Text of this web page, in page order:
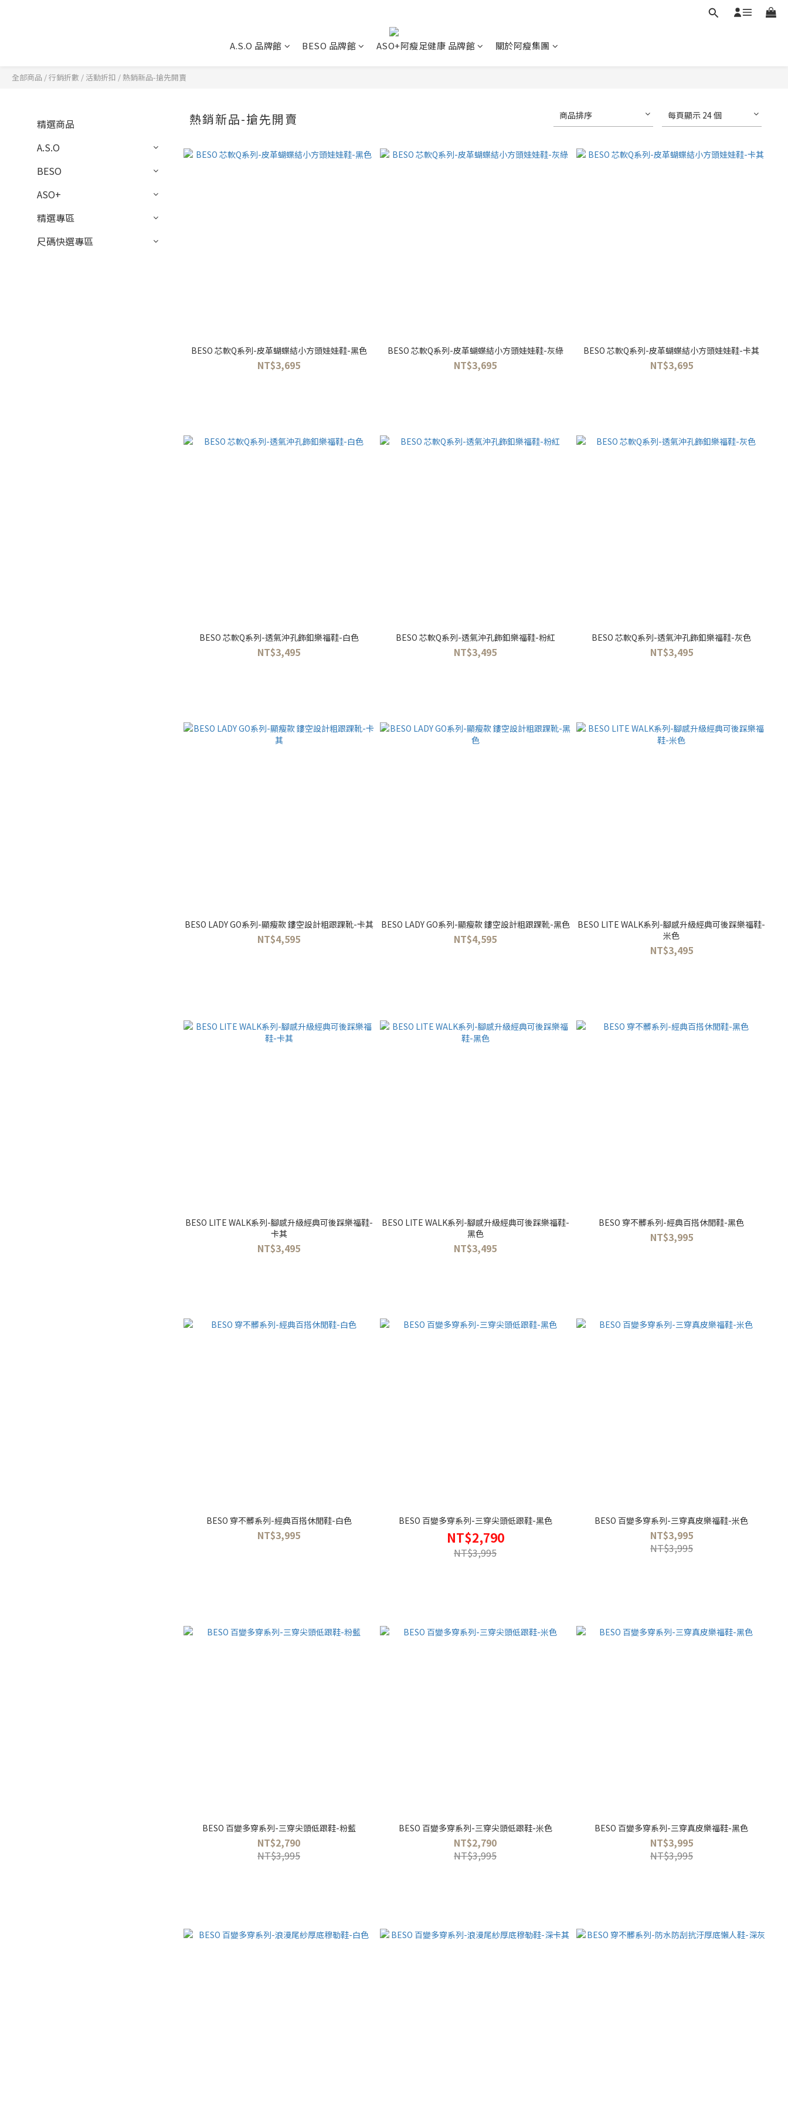
A.S.O 品牌館 BESO 品牌館 ASO+阿瘦足健康 品牌館 關於阿瘦集團
全部商品 /行銷折數 / 活動折扣 /熱銷新品-搶先開賣
精選商品
A.S.O
BESO
ASO+
精選專區
尺碼快選專區
熱銷新品-搶先開賣 商品排序 每頁顯示 24 個
BESO 芯軟Q系列-皮革蝴蝶結小方頭娃娃鞋-黑色
NT$3,695
BESO 芯軟Q系列-皮革蝴蝶結小方頭娃娃鞋-灰綠
NT$3,695
BESO 芯軟Q系列-皮革蝴蝶結小方頭娃娃鞋-卡其
NT$3,695
BESO 芯軟Q系列-透氣沖孔飾釦樂福鞋-白色
NT$3,495
BESO 芯軟Q系列-透氣沖孔飾釦樂福鞋-粉紅
NT$3,495
BESO 芯軟Q系列-透氣沖孔飾釦樂福鞋-灰色
NT$3,495
BESO LADY GO系列-顯瘦款 鏤空設計粗跟踝靴-卡其
NT$4,595
BESO LADY GO系列-顯瘦款 鏤空設計粗跟踝靴-黑色
NT$4,595
BESO LITE WALK系列-腳感升級經典可後踩樂福鞋-
米色
NT$3,495
BESO LITE WALK系列-腳感升級經典可後踩樂福鞋-
卡其
NT$3,495
BESO LITE WALK系列-腳感升級經典可後踩樂福鞋-
黑色
NT$3,495
BESO 穿不髒系列-經典百搭休閒鞋-黑色
NT$3,995
BESO 穿不髒系列-經典百搭休閒鞋-白色
NT$3,995
BESO 百變多穿系列-三穿尖頭低跟鞋-黑色
NT$2,790
NT$3,995
BESO 百變多穿系列-三穿真皮樂福鞋-米色
NT$3,995
NT$3,995
BESO 百變多穿系列-三穿尖頭低跟鞋-粉藍
NT$2,790
NT$3,995
BESO 百變多穿系列-三穿尖頭低跟鞋-米色
NT$2,790
NT$3,995
BESO 百變多穿系列-三穿真皮樂福鞋-黑色
NT$3,995
NT$3,995